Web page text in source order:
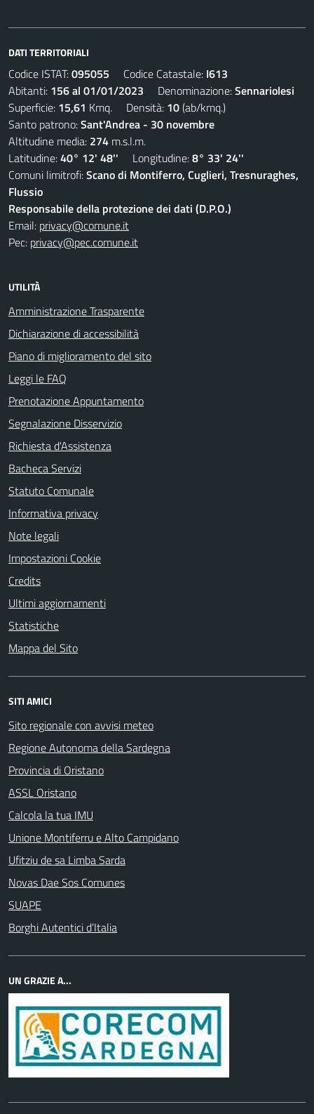
DATI TERRITORIALI
Codice ISTAT:095055 Codice Catastale: I613
Abitanti: 156 al 01/01/2023 Denominazione:Sennariolesi
Superficie: 15,61 Kmq. Densità: 10(ab/kmq.)
Santo patrono:Sant'Andrea - 30 novembre
Altitudine media: 274 m.s.l.m.
Latitudine:40° 12' 48'' Longitudine:8° 33' 24''
Comuni limitrofi:Scano di Montiferro, Cuglieri, Tresnuraghes,
Flussio
Responsabile della protezione dei dati (D.P.O.)
Email: privacy@comune.it
Pec: privacy@pec.comune.it
UTILITÀ
Amministrazione Trasparente
Dichiarazione di accessibilità
Piano di miglioramento del sito
Leggi le FAQ
Prenotazione Appuntamento
Segnalazione Disservizio
Richiesta d'Assistenza
Bacheca Servizi
Statuto Comunale
Informativa privacy
Note legali
Impostazioni Cookie
Credits
Ultimi aggiornamenti
Statistiche
Mappa del Sito
SITI AMICI
Sito regionale con avvisi meteo
Regione Autonoma della Sardegna
Provincia di Oristano
ASSL Oristano
Calcola la tua IMU
Unione Montiferru e Alto Campidano
Ufitziu de sa Limba Sarda
Novas Dae Sos Comunes
SUAPE
Borghi Autentici d’Italia
UN GRAZIE A...